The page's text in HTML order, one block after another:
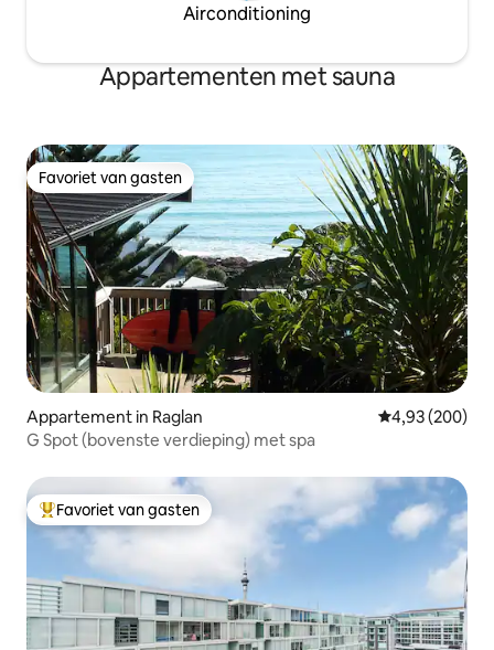
Airconditioning
Appartementen met sauna
Favoriet van gasten
Favoriet van gasten
Appartement in Raglan Gemiddelde
4,93 (200)
G Spot (bovenste verdieping) met spa
Topfavoriet van gasten
Favoriet van gasten